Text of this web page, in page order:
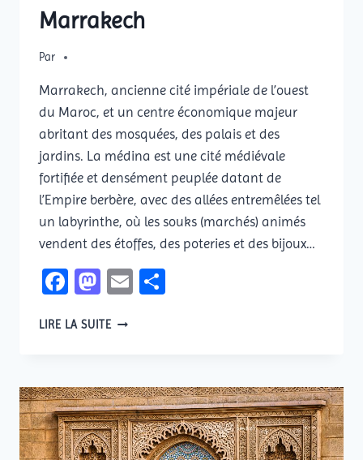
Marrakech
Par
Marrakech, ancienne cité impériale de l’ouest
du Maroc, et un centre économique majeur
abritant des mosquées, des palais et des
jardins. La médina est une cité médiévale
fortifiée et densément peuplée datant de
l’Empire berbère, avec des allées entremêlées tel
un labyrinthe, où les souks (marchés) animés
vendent des étoffes, des poteries et des bijoux…
Facebook
Mastodon
Email
LIRE LA SUITEMARRAKECH